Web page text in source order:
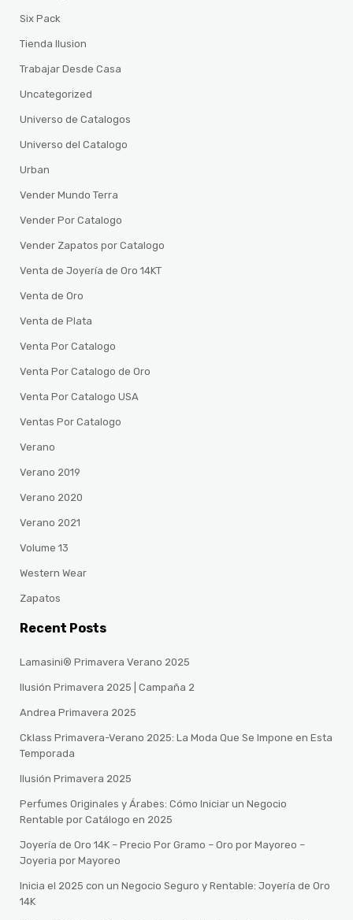
Six Pack
Tienda Ilusion
Trabajar Desde Casa
Uncategorized
Universo de Catalogos
Universo del Catalogo
Urban
Vender Mundo Terra
Vender Por Catalogo
Vender Zapatos por Catalogo
Venta de Joyería de Oro 14KT
Venta de Oro
Venta de Plata
Venta Por Catalogo
Venta Por Catalogo de Oro
Venta Por Catalogo USA
Ventas Por Catalogo
Verano
Verano 2019
Verano 2020
Verano 2021
Volume 13
Western Wear
Zapatos
Recent Posts
Lamasini® Primavera Verano 2025
Ilusión Primavera 2025 | Campaña 2
Andrea Primavera 2025
Cklass Primavera-Verano 2025: La Moda Que Se Impone en Esta
Temporada
Ilusión Primavera 2025
Perfumes Originales y Árabes: Cómo Iniciar un Negocio
Rentable por Catálogo en 2025
Joyería de Oro 14K – Precio Por Gramo – Oro por Mayoreo –
Joyeria por Mayoreo
Inicia el 2025 con un Negocio Seguro y Rentable: Joyería de Oro
14K